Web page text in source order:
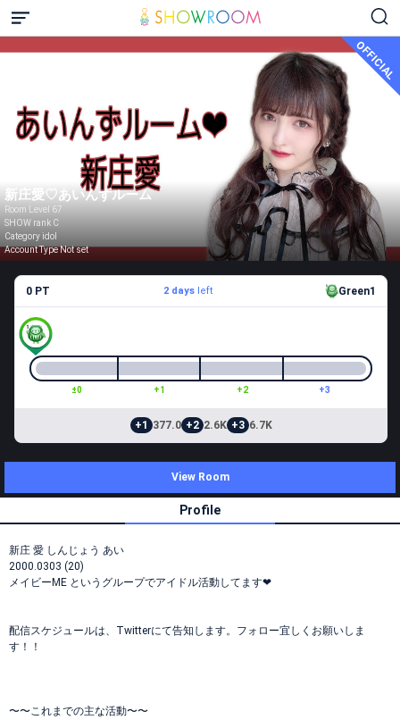
OFFICIAL
新庄愛♡あいんずルーム
Room Level 67
SHOW rank C
Category idol
Account Type Not set
0 PT 2 daysleft Green1
±0 +1 +2 +3
+1 377.0 +2 2.6K +3 6.7K
View Room
Profile
新庄 愛 しんじょう あい
2000.0303 (20)
メイビーME というグループでアイドル活動してます❤︎
配信スケジュールは、Twitterにて告知します。フォロー宜しくお願いしま
す！！
〜〜これまでの主な活動〜〜